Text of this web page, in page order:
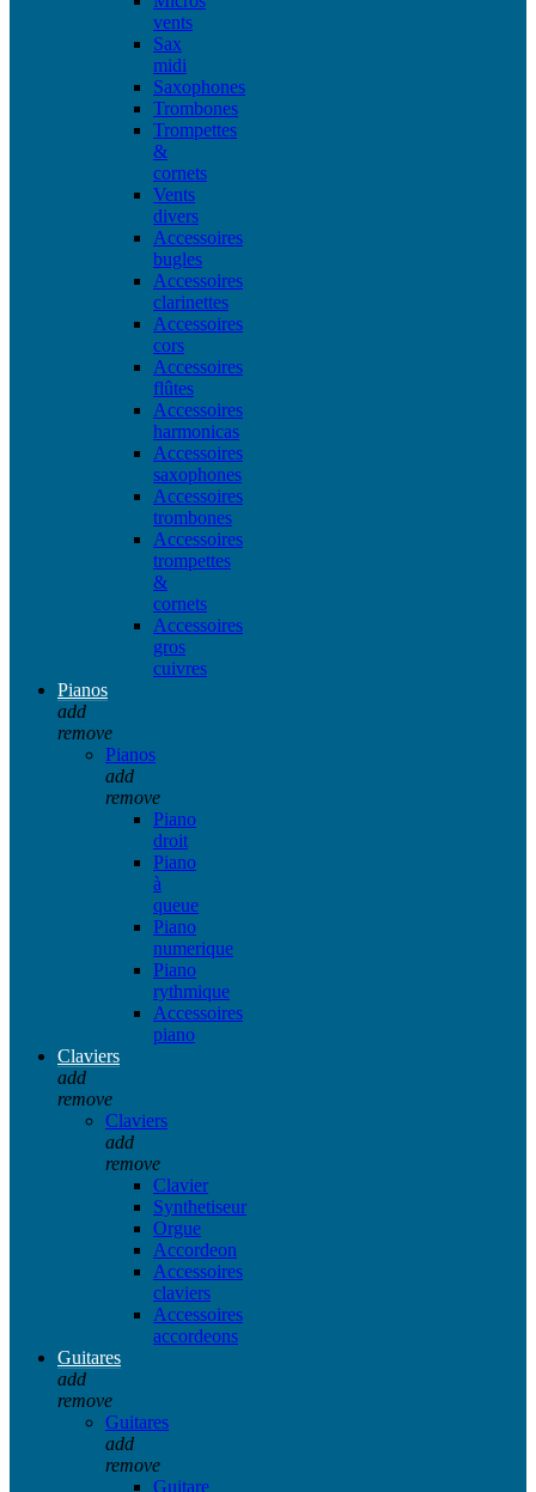
vents
Sax
midi
Saxophones
Trombones
Trompettes
&
cornets
Vents
divers
Accessoires
bugles
Accessoires
clarinettes
Accessoires
cors
Accessoires
flûtes
Accessoires
harmonicas
Accessoires
saxophones
Accessoires
trombones
Accessoires
trompettes
&
cornets
Accessoires
gros
cuivres
Pianos
add
remove
Pianos
add
remove
Piano
droit
Piano
à
queue
Piano
numerique
Piano
rythmique
Accessoires
piano
Claviers
add
remove
Claviers
add
remove
Clavier
Synthetiseur
Orgue
Accordeon
Accessoires
claviers
Accessoires
accordeons
Guitares
add
remove
Guitares
add
remove
Guitare